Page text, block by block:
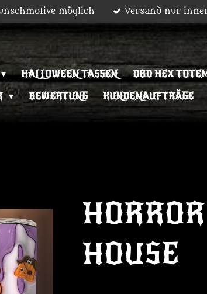
möglich Versand nur
HALLOWEEN TASSEN
DBD HEX
BEWERTUNG KUNDENAUFTRÄGE
HOUSE